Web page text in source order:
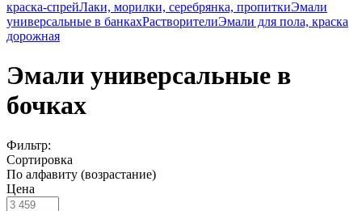
краска-спрейЛаки, морилки, серебрянка, пропиткиЭмали
универсальные в банкахРастворителиЭмали для пола, краска
дорожная
Эмали универсальные в
бочках
Фильтр:
Сортировка
По алфавиту (возрастание)
Цена